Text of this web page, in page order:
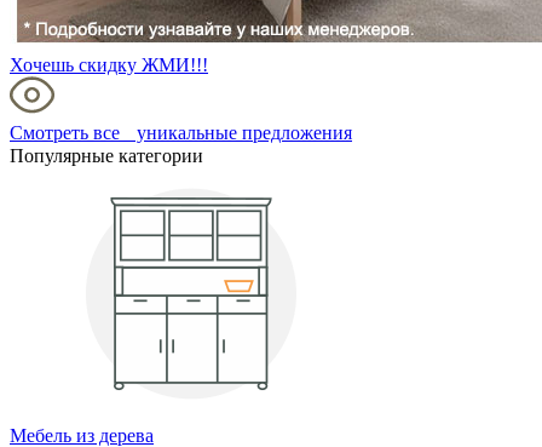
Хочешь скидку ЖМИ!!!
Смотреть все уникальные предложения
Популярные категории
Мебель из дерева